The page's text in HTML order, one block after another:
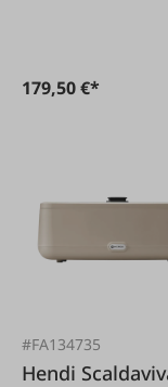
179,50 €*
#FA134735
Hendi Scaldavivande